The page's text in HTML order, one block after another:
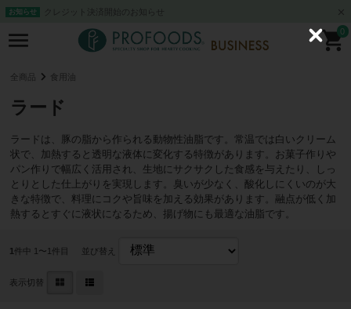
お知らせ クレジット決済開始のお知らせ
0
全商品 食用油
ラード
ラードは、豚の脂から作られる動物性油脂です。常温では白いクリーム
状で、加熱すると透明な液体に変化する特徴があります。お菓子作りや
パン作りで幅広く活用され、生地にサクサクした食感を与えたり、しっ
とりとした仕上がりを実現します。臭いが少なく、酸化しにくいのが大
きな特徴で、料理にコクや旨味を加える効果があります。融点が低く加
熱するとすぐに液状になるため、揚げ物にも最適な油脂です。
1 件中 1〜1件目 並び替え
表示切替
C